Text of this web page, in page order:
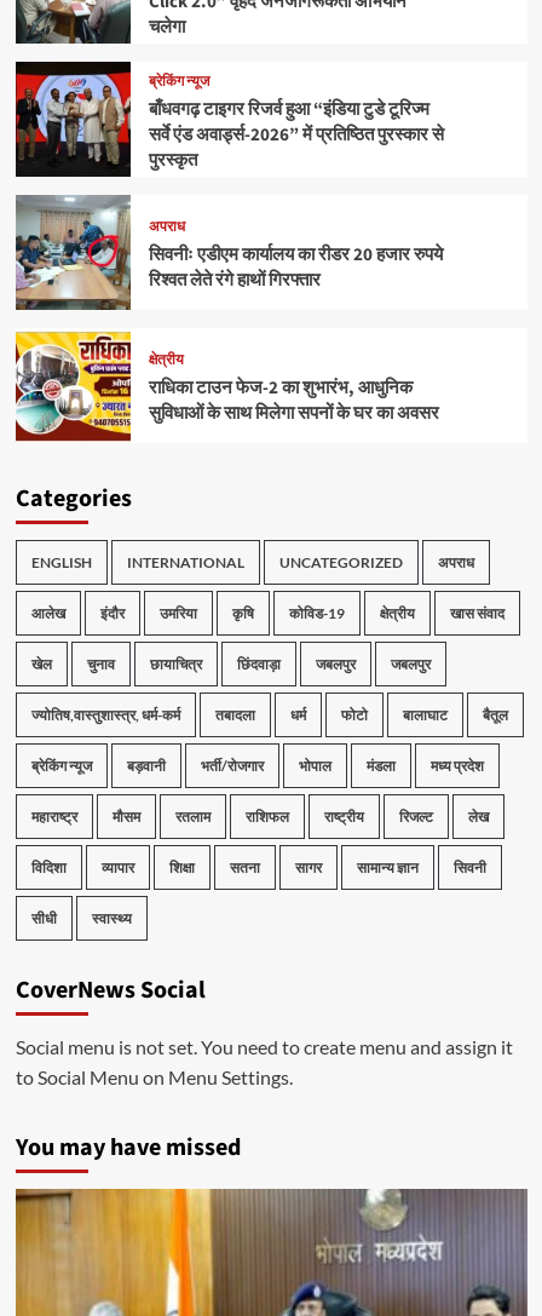
चलेगा
ब्रेकिंग न्यूज
बाँधवगढ़ टाइगर रिजर्व हुआ “इंडिया टुडे टूरिज्म
सर्वे एंड अवार्ड्स-2026” में प्रतिष्ठित पुरस्कार से
पुरस्कृत
अपराध
सिवनीः एडीएम कार्यालय का रीडर 20 हजार रुपये
रिश्वत लेते रंगे हाथों गिरफ्तार
क्षेत्रीय
राधिका टाउन फेज-2 का शुभारंभ, आधुनिक
सुविधाओं के साथ मिलेगा सपनों के घर का अवसर
Categories
ENGLISH INTERNATIONAL UNCATEGORIZED अपराध
आलेख इंदौर उमरिया कृषि कोविड-19 क्षेत्रीय खास संवाद
खेल चुनाव छायाचित्र छिंदवाड़ा जबलपुर जबलपुर
ज्योतिष,वास्तुशास्त्र, धर्म-कर्म तबादला धर्म फोटो बालाघाट बैतूल
ब्रेकिंग न्यूज बड़वानी भर्ती/रोजगार भोपाल मंडला मध्य प्रदेश
महाराष्ट्र मौसम रतलाम राशिफल राष्ट्रीय रिजल्ट लेख
विदिशा व्यापार शिक्षा सतना सागर सामान्य ज्ञान सिवनी
सीधी स्वास्थ्य
CoverNews Social
Social menu is not set. You need to create menu and assign it
to Social Menu on Menu Settings.
You may have missed